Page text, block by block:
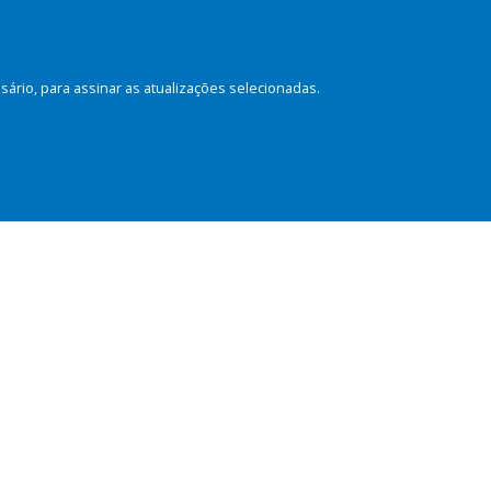
para assinar as atualizações selecionadas.